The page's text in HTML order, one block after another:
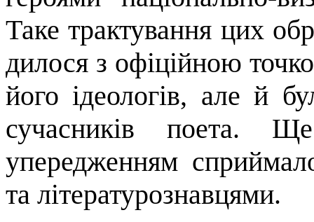
Таке трактування цих
дилося з офіційною
його ідео­логів, але й
сучасників поета.
упередженням
та літературознавцями.